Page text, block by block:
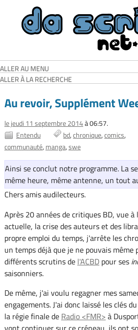
ALLER AU MENU
ALLER À LA RECHERCHE
Au revoir, Supplément
le jeudi 11 septembre 2014à 06:57.
Entendu
bd chronique comics
communauté manga swe
Ainsi se conclut notre programme. La
même heure, même antenne, un tout
Chers amis audilecteurs.
Après 20 années de critiques BD, vue
actuelle, la crise des auteurs et des
propre emploi du temps, j'arrête les
un temps déjà que je ne pouvais même
différents scrutins de l'ACBDpour ses
saisonniers.
De même, j'ai voulu regagner mes
engagements. J'ai donc laissé les clés
la régie finale de Radio <FMR> à